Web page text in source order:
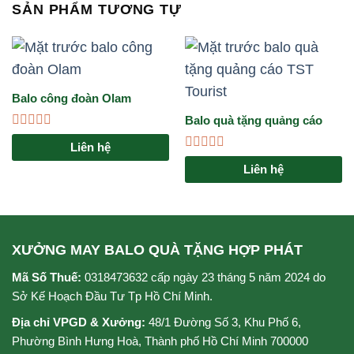
SẢN PHẨM TƯƠNG TỰ
Balo công đoàn Olam
Được
hạng
Liên hệ
Balo quà tặng quảng cáo
TST Tourits
Được
hạng
Liên hệ
XƯỞNG MAY BALO QUÀ TẶNG HỢP PHÁT
Mã Số Thuế: 0318473632 cấp ngày 23 tháng 5 năm 2024 do
Sở Kế Hoạch Đầu Tư Tp Hồ Chí Minh.
Địa chỉ VPGD & Xưởng: 48/1 Đường Số 3, Khu Phố 6,
Phường Bình Hưng Hoà, Thành phố Hồ Chí Minh 700000